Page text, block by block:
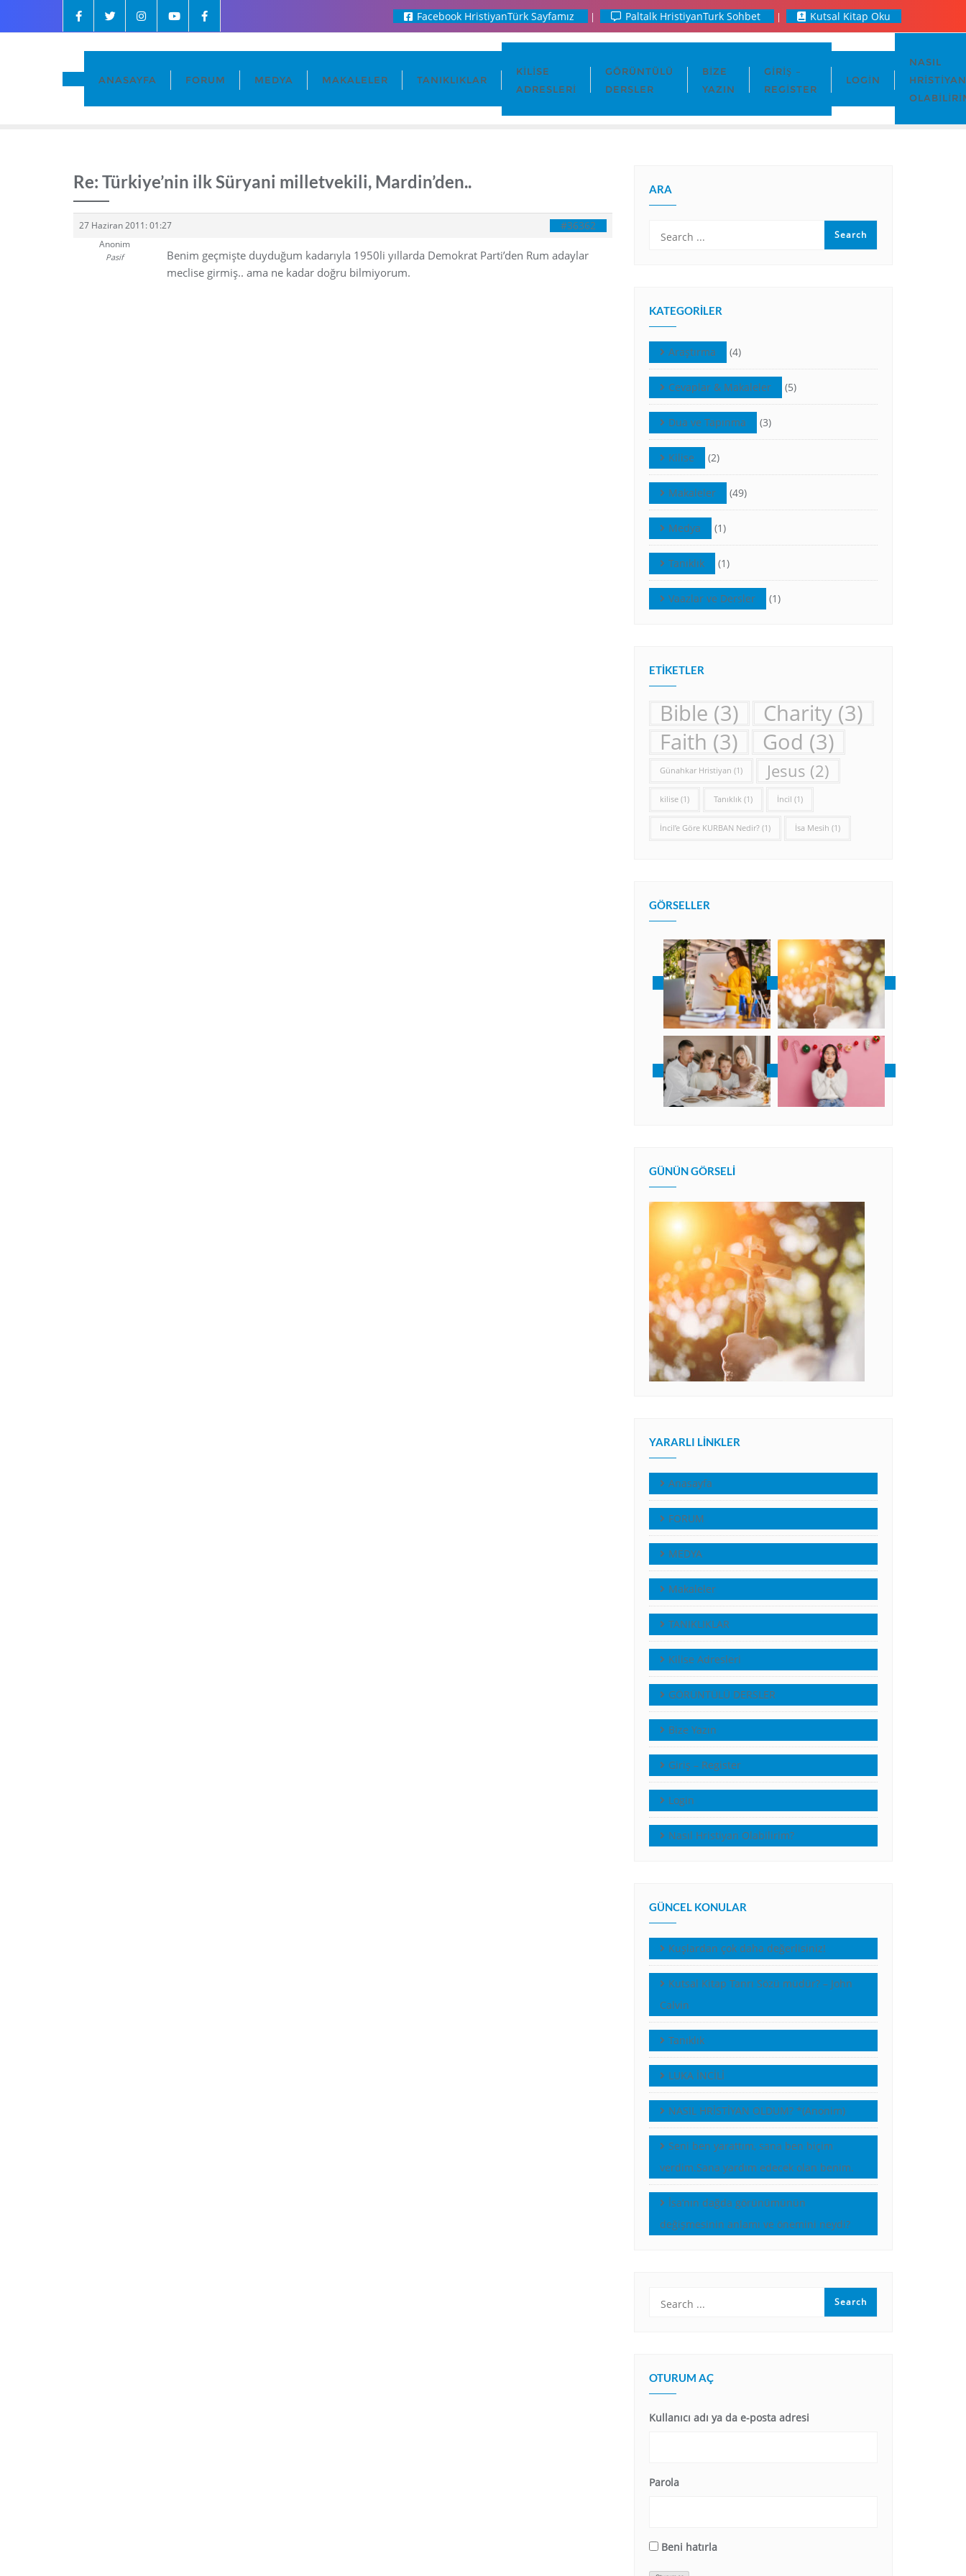
Facebook HristiyanTürk Sayfamız Paltalk HristiyanTurk Sohbet Kutsal Kitap Oku
ANASAYFA FORUM MEDYA MAKALELER TANIKLIKLAR
KILISE
ADRESLERI
GÖRÜNTÜLÜ
DERSLER
BIZE
YAZIN
GIRIŞ –
REGISTER
LOGIN
NASIL
HRISTIYAN
Re: Türkiye’nin ilk Süryani milletvekili, Mardin’den..
27 Haziran 2011: 01:27 #36362
Anonim
Pasif
Benim geçmişte duyduğum kadarıyla 1950li yıllarda Demokrat Parti’den Rum adaylar
meclise girmiş.. ama ne kadar doğru bilmiyorum.
ARA
KATEGORILER
Araştırma (4)
Cevaplar & Makaleler (5)
Dua ve Tapınma (3)
Kilise (2)
Makaleler (49)
Medya (1)
Tanıklık (1)
Vaazlar ve Dersler (1)
ETIKETLER
Bible (3) Charity (3)
Faith (3) God (3)
Günahkar Hristiyan (1) Jesus (2)
kilise (1) Tanıklık (1) İncil (1)
İncil’e Göre KURBAN Nedir? (1) İsa Mesih (1)
GÖRSELLER
GÜNÜN GÖRSELI
YARARLI LINKLER
Anasayfa
FORUM
MEDYA
Makaleler
TANIKLIKLAR
Kilise Adresleri
GÖRÜNTÜLÜ DERSLER
Bize Yazın
Giriş – Register
Login
Nasıl Hristiyan Olabilirim?
GÜNCEL KONULAR
Kuşlardan çok daha değerlisiniz!
Kutsal Kitap Tanrı Sözü müdür? – John
Calvin
Tanıklık
LUKA İNCİLİ
NASIL HRİSTİYAN OLDUM? *(Anonim)
Seni ben yarattım, sana ben biçim
verdim.Sana yardım edecek olan benim.
İsa’nın dağda görünümünün
değişmesinin anlamı ve önemini neydi?
OTURUM AÇ
Kullanıcı adı ya da e-posta adresi
Parola
Beni hatırla